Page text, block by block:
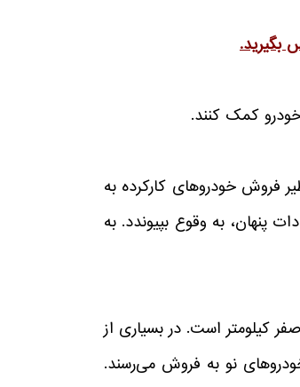
بگیرید.
کمک کنند.
فروش خودروهای کارکرده به
پنهان، به وقوع بپیوندد. به
کیلومتر است. در بسیاری از
نو به فروش می‌رسند.